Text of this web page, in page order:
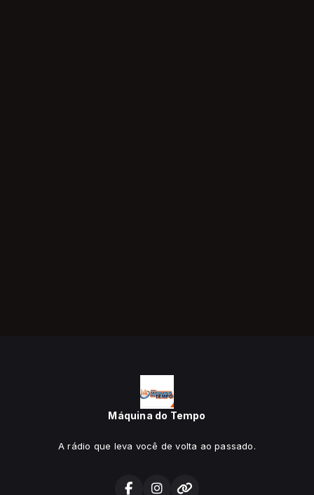
Máquina do Tempo
A rádio que leva você de volta ao passado.